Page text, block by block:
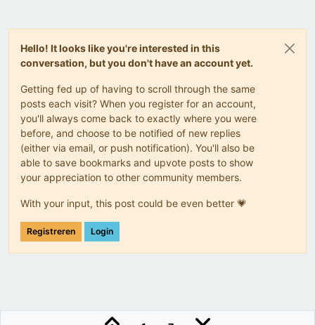
Hello! It looks like you're interested in this
conversation, but you don't have an account yet.
Getting fed up of having to scroll through the same
posts each visit? When you register for an account,
you'll always come back to exactly where you were
before, and choose to be notified of new replies
(either via email, or push notification). You'll also be
able to save bookmarks and upvote posts to show
your appreciation to other community members.
With your input, this post could be even better 💗
Registreren Login